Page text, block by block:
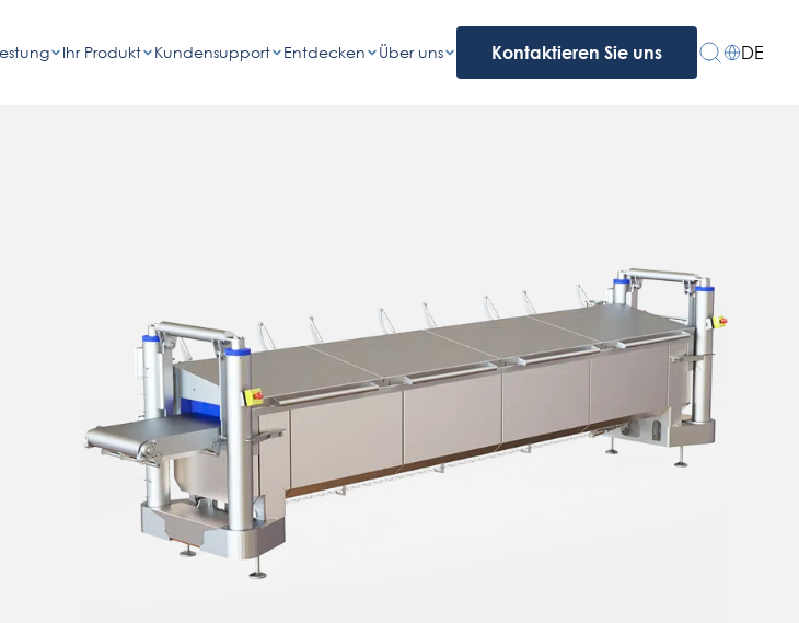
Ihr Produkt Kundensupport Entdecken Über uns Kontaktieren Sie uns DE